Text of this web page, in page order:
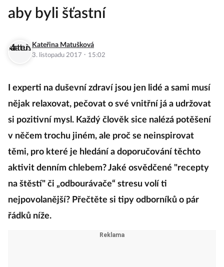
aby byli šťastní
Kateřina Matušková
3. listopadu 2017 · 15:02
I experti na duševní zdraví jsou jen lidé a sami musí
nějak relaxovat, pečovat o své vnitřní já a udržovat
si pozitivní mysl. Každý člověk sice nalézá potěšení
v něčem trochu jiném, ale proč se neinspirovat
těmi, pro které je hledání a doporučování těchto
aktivit denním chlebem? Jaké osvědčené "recepty
na štěstí" či „odbourávače“ stresu volí ti
nejpovolanější? Přečtěte si tipy odborníků o pár
řádků níže.